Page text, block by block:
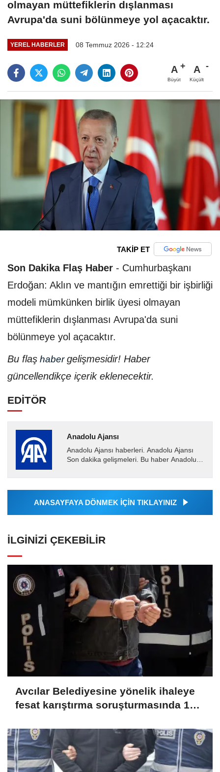
olmayan müttefiklerin dışlanması
Avrupa'da suni bölünmeye yol açacaktır.
YEREL HABERLER 08 Temmuz 2026 - 12:24
A
Büyüt
A
Küçült
TAKİP ET
Son Dakika Flaş Haber - Cumhurbaşkanı
Erdoğan: Aklın ve mantığın emrettiği bir işbirliği
modeli mümkünken birlik üyesi olmayan
müttefiklerin dışlanması Avrupa'da suni
bölünmeye yol açacaktır.
Bu flaş habergelişmesidir! Haber
güncellendikçe içerik eklenecektir.
EDİTÖR
Anadolu Ajansı
Anadolu Ajansı haberleri. Anadolu Ajansı
Son dakika gelişmeleri. Bu haber Anadolu
Ajansı tarafından...
ANASAYFAYA DÖNMEK İÇİN TIKLAYINIZ
İLGINIZI ÇEKEBILIR
Avcılar Belediyesine yönelik ihaleye
fesat karıştırma soruşturmasında 12
(GÜNCELLEME)